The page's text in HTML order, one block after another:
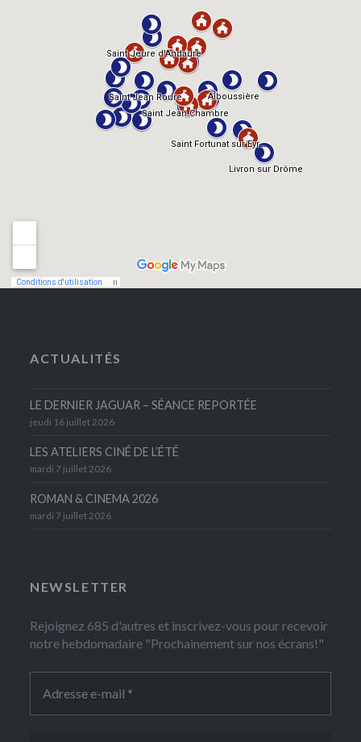
ACTUALITÉS
LE DERNIER JAGUAR – SÉANCE REPORTÉE
jeudi 16 juillet 2026
LES ATELIERS CINÉ DE L’ÉTÉ
mardi 7 juillet 2026
ROMAN & CINEMA 2026
mardi 7 juillet 2026
NEWSLETTER
Rejoignez 685 d'autres et inscrivez-vous pour recevoir
notre hebdomadaire "Prochainement sur nos écrans!"